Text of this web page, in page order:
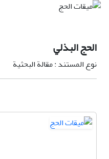
الحج البذلي
نوع المستند : مقالة البحثية